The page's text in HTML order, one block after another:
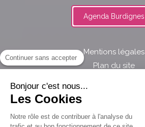
Agenda Burdignes
Mentions légales
Plan du site
proxibienetre
Continuer sans accepter
Bonjour c'est nous...
Les Cookies
Notre rôle est de contribuer à l'analyse du